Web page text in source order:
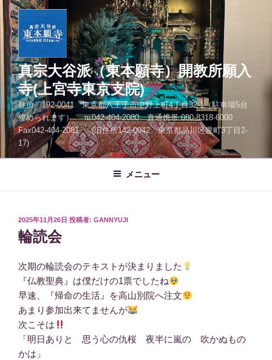
コ
ン
テ
ン
へ
ス
キ
ッ
プ
真宗大谷派（東本願寺）開教所願入
寺(上宮寺東京支院)
住所 192-0041 東京都八王子市中野上町4丁目32-1（駐車場5台
停められます） ℡042-404-2080 直通携帯 080-8318-6000
Fax042-404-2081 (旧住所142-0042 東京都品川区豊町3丁目2-
17)
メニュー
投
稿
日:
2025年11月26日 投稿者: GANNYUJI
輪読会
次期の輪読会のテキストが決まりました
『仏教聖典』は僕だけの1票でしたね
早速、『帰命の生活』を高山別院へ注文
あまり参加出来てませんが
次こそは
「明日ありと 思う心の仇桜 夜半に嵐の 吹かぬもの
かは」